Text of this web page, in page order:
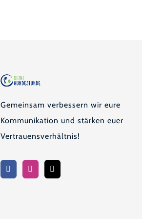
Gemeinsam verbessern wir eure
Kommunikation und stärken euer
Vertrauensverhältnis!